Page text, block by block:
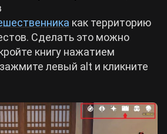
как территорию
Сделать это можно
книгу нажатием
левый alt и кликните